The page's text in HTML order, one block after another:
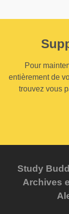
Pour
entièrement de
trouvez vous
Study
Archives